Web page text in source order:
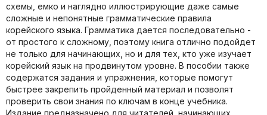
схемы, емко и наглядно иллюстрирующие даже самые
сложные и непонятные грамматические правила
корейского языка. Грамматика дается последовательно -
от простого к сложному, поэтому книга отлично подойдет
не только для начинающих, но и для тех, кто уже изучает
корейский язык на продвинутом уровне. В пособии также
содержатся задания и упражнения, которые помогут
быстрее закрепить пройденный материал и позволят
проверить свои знания по ключам в конце учебника.
Издание предназначено для читателей, начинающих